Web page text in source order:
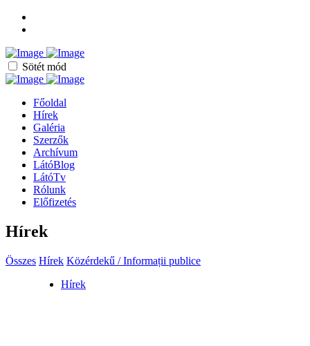
Sötét mód
Főoldal
Hírek
Galéria
Szerzők
Archívum
LátóBlog
LátóTv
Rólunk
Előfizetés
Hírek
Összes Hírek Közérdekű / Informații publice
Hírek